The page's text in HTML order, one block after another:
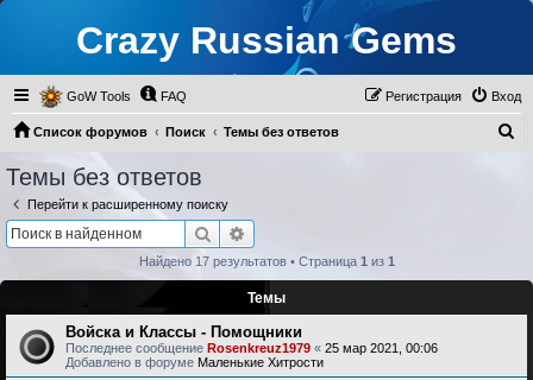
Crazy Russian Gems
GoW Tools FAQ Вход
Регистрация
Список форумов Поиск Темы без ответов
Темы без ответов
Перейти к расширенному поиску
Поиск
Найдено 17 результатов • Страница 1 из 1
Темы
Войска и Классы - Помощники
Последнее сообщение Rosenkreuz1979 « 25 мар 2021, 00:06
Добавлено в форуме Маленькие Хитрости